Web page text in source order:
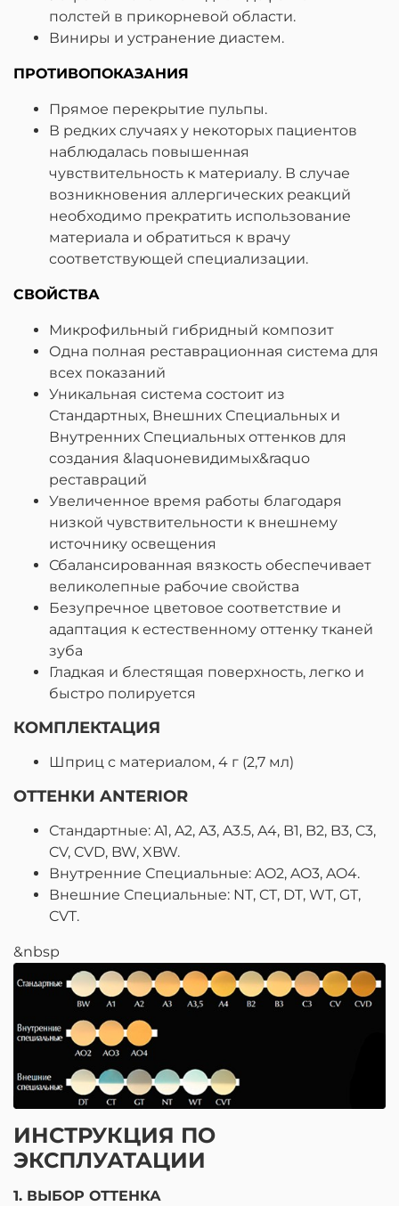
полстей в прикорневой области.
Виниры и устранение диастем.
ПРОТИВОПОКАЗАНИЯ
Прямое перекрытие пульпы.
В редких случаях у некоторых пациентов
наблюдалась повышенная
чувствительность к материалу. В случае
возникновения аллергических реакций
необходимо прекратить использование
материала и обратиться к врачу
соответствующей специализации.
СВОЙСТВА
Микрофильный гибридный композит
Одна полная реставрационная система для
всех показаний
Уникальная система состоит из
Стандартных, Внешних Специальных и
Внутренних Специальных оттенков для
создания &laquoневидимых&raquo
реставраций
Увеличенное время работы благодаря
низкой чувствительности к внешнему
источнику освещения
Сбалансированная вязкость обеспечивает
великолепные рабочие свойства
Безупречное цветовое соответствие и
адаптация к естественному оттенку тканей
зуба
Гладкая и блестящая поверхность, легко и
быстро полируется
КОМПЛЕКТАЦИЯ
Шприц с материалом, 4 г (2,7 мл)
ОТТЕНКИ ANTERIOR
Стандартные: A1, A2, A3, A3.5, A4, B1, B2, B3, C3,
CV, CVD, BW, XBW.
Внутренние Специальные: AO2, AO3, AO4.
Внешние Специальные: NT, CT, DT, WT, GT,
CVT.
&nbsp
ИНСТРУКЦИЯ ПО
ЭКСПЛУАТАЦИИ
1. ВЫБОР ОТТЕНКА